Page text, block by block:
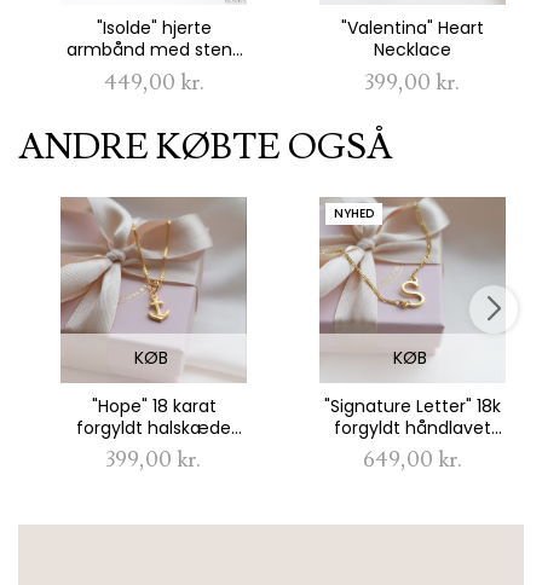
"Isolde" hjerte
armbånd med sten i
sterling sølv
449,00 kr.
"Valentina" Heart
Necklace
399,00 kr.
ANDRE KØBTE OGSÅ
KØB
"Hope" 18 karat
forgyldt halskæde
med anker
399,00 kr.
NYHED
KØB
"Signature Letter" 18k
forgyldt håndlavet
halskæde
649,00 kr.